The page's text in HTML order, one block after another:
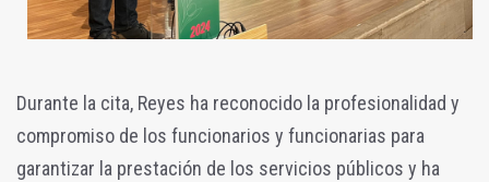
Durante la cita, Reyes ha reconocido la profesionalidad y
compromiso de los funcionarios y funcionarias para
garantizar la prestación de los servicios públicos y ha